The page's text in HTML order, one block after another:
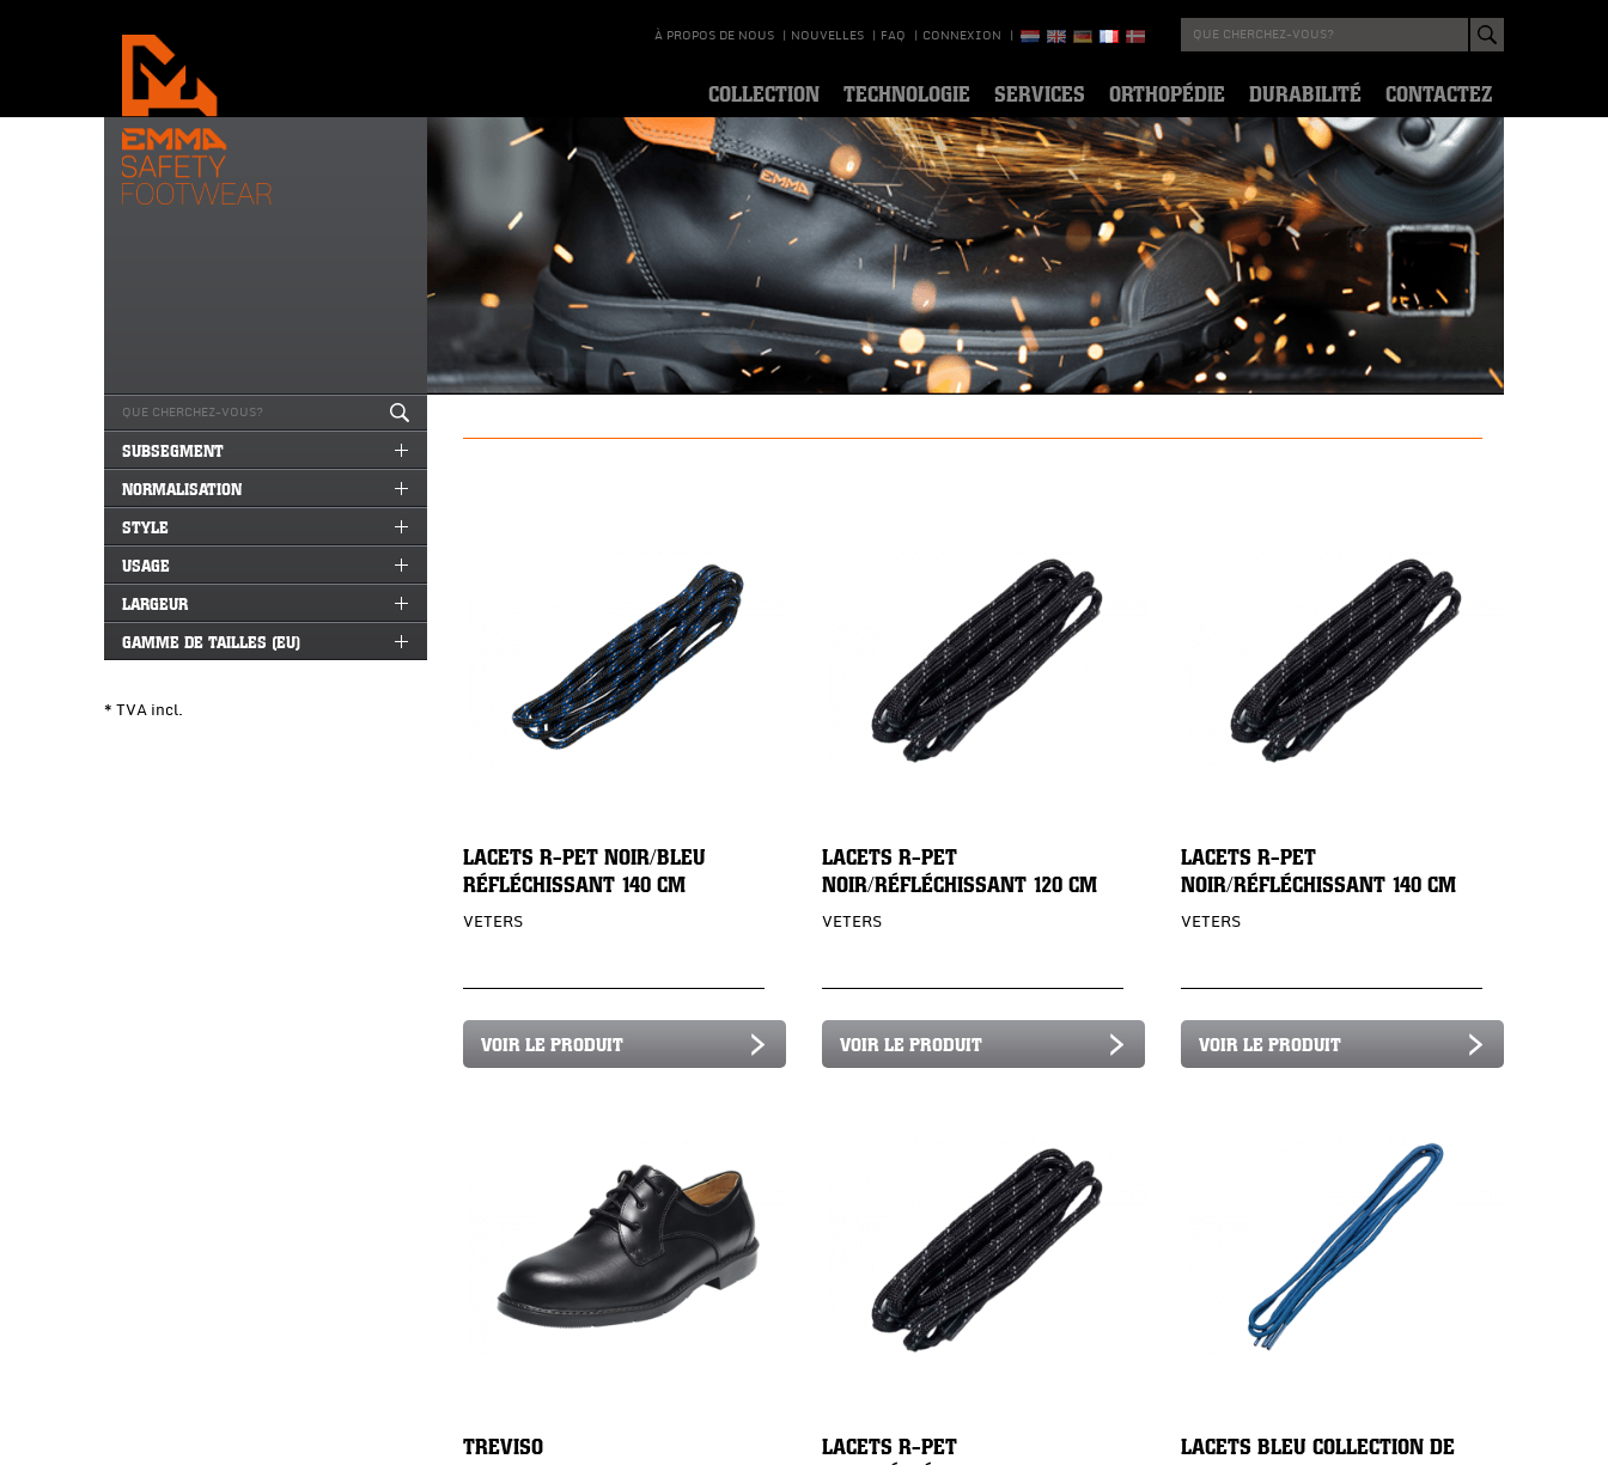
À PROPOS DE NOUS | NOUVELLES | FAQ | CONNEXION |
COLLECTION TECHNOLOGIE SERVICES ORTHOPÉDIE DURABILITÉ CONTACTEZ
SUBSEGMENT
NORMALISATION
STYLE
USAGE
LARGEUR
GAMME DE TAILLES (EU)
* TVA incl.
LACETS R-PET NOIR/BLEU
RÉFLÉCHISSANT 140 CM
VETERS
VOIR LE PRODUIT
LACETS R-PET
NOIR/RÉFLÉCHISSANT 120 CM
VETERS
VOIR LE PRODUIT
LACETS R-PET
NOIR/RÉFLÉCHISSANT 140 CM
VETERS
VOIR LE PRODUIT
TREVISO LACETS R-PET LACETS BLEU COLLECTION DE